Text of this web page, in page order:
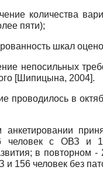
количества
пяти);
шкал
непосильных
[Шипицына, 2004].
проводилось в
анкетировании
человек с ОВЗ и
в повторном -
и 156 человек без